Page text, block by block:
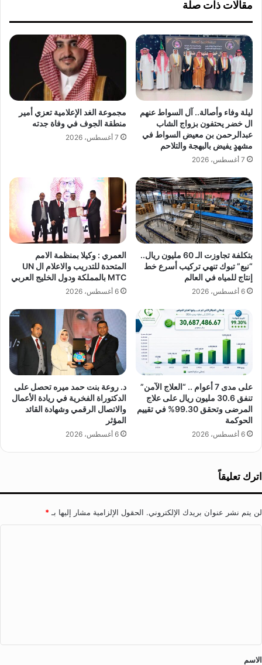
ا
و
م
ي
ا
ل
ح
س
ا
و
ي
”
ي
ن
س
خ
ت
ا
ل
ث
0
5
ا
ن
ك
رّ
م
ل
م
و
ع
ا
ت
ف
ي
و
ر
ش
ة
ا
ن
ل
د
و
ل
ي
ن
س
مقالات ذات صلة
ليلة وفاء وأصالة.. آل السواط عنهم
ال خضر يحتفون بزواج الشاب
عبدالرحمن بن معيض السواط في
مشهدٍ يفيض بالبهجة والتلاحم
7 أغسطس، 2026
مجموعة الغد الإعلامية تعزي أمير
منطقة الجوف في وفاة جدته
7 أغسطس، 2026
بتكلفة تجاوزت الـ 60 مليون ريال..
“نبع” تبوك تنهي تركيب أسرع خط
إنتاج للمياه في العالم
6 أغسطس، 2026
العمري : وكيلا بمنظمة الامم
المتحدة للتدريب والاعلام ال UN
MTC بالمملكة ودول الخليج العربي
6 أغسطس، 2026
على مدى 7 أعوام .. “العلاج الآمن”
تنفق 30.6 مليون ريال على علاج
المرضى وتحقق 99.30% في تقييم
الحوكمة
6 أغسطس، 2026
د. روعة بنت حمد ميره تحصل على
الدكتوراة الفخرية في ريادة الأعمال
والاتصال الرقمي وشهادة القائد
المؤثر
6 أغسطس، 2026
اترك تعليقاً
لن يتم نشر عنوان بريدك الإلكتروني. الحقول الإلزامية مشار إليها بـ *
*
الاسم